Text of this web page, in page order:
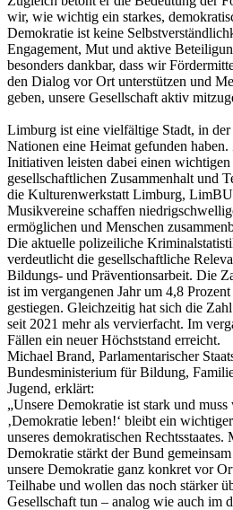
wir, wie wichtig ein starkes,
Demokratie ist keine
Engagement, Mut und aktive
besonders dankbar, dass wir
den Dialog vor Ort unterstützen und
geben, unsere Gesellschaft aktiv
Limburg ist eine vielfältige Stadt, in der
Nationen eine Heimat gefunden
Initiativen leisten dabei einen
gesellschaftlichen Zusammenhalt und
die Kulturenwerkstatt Limburg,
Musikvereine schaffen
ermöglichen und Menschen
Die aktuelle polizeiliche
verdeutlicht die gesellschaftliche
Bildungs- und Präventionsarbeit. Die
ist im vergangenen Jahr um 4,8
gestiegen. Gleichzeitig hat sich die
seit 2021 mehr als vervierfacht. Im
Fällen ein neuer Höchststand erreicht.
Michael Brand, Parlamentarischer
Bundesministerium für Bildung,
Jugend, erklärt:
„Unsere Demokratie ist stark und
‚Demokratie leben!‘ bleibt ein
unseres demokratischen
Demokratie stärkt der Bund
unsere Demokratie ganz konkret vor
Teilhabe und wollen das noch stärker
Gesellschaft tun – analog wie auch im